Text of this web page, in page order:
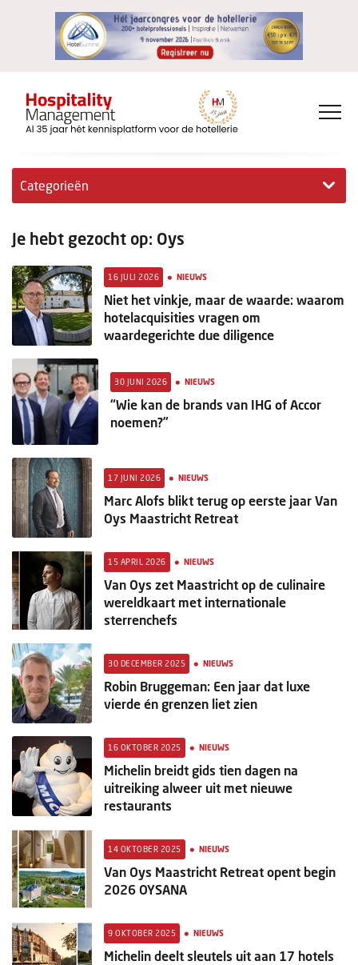
Categorieën
HM+
Jong & Ambitieus
Columns
Michelin
Nieuwe hotels
Personalia
HotelSummit
Je hebt gezocht op: Oys
16 JULI 2026 • NIEUWS
Niet het vinkje, maar de waarde: waarom
hotelacquisities vragen om
waardegerichte due diligence
30 JUNI 2026 • NIEUWS
“Wie kan de brands van IHG of Accor
noemen?”
17 JUNI 2026 • NIEUWS
Marc Alofs blikt terug op eerste jaar Van
Oys Maastricht Retreat
15 APRIL 2026 • NIEUWS
Van Oys zet Maastricht op de culinaire
wereldkaart met internationale
sterrenchefs
30 DECEMBER 2025 • NIEUWS
Robin Bruggeman: Een jaar dat luxe
vierde én grenzen liet zien
16 OKTOBER 2025 • NIEUWS
Michelin breidt gids tien dagen na
uitreiking alweer uit met nieuwe
restaurants
14 OKTOBER 2025 • NIEUWS
Van Oys Maastricht Retreat opent begin
2026 OYSANA
9 OKTOBER 2025 • NIEUWS
Michelin deelt sleutels uit aan 17 hotels